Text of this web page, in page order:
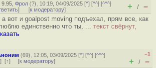
9.95 ,Фрол (?), 10:19, 04/09/2025 [^] [^^] [^^^]
] [к модератору] + / –
вот и goalpost moving подъехал, прям все, как
единственно что ты, ... текст свёрнут,
(69), 12:05, 03/09/2025 [^] [^^] [^^^]
] [↑] [к модератору]
–1
+ / –